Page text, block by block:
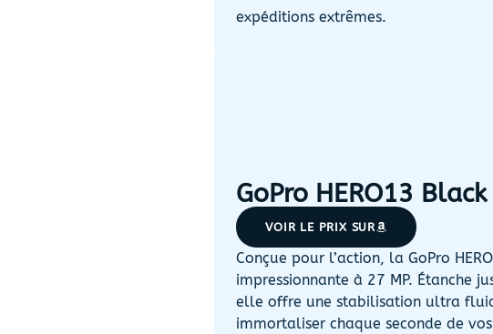
expéditions extrêmes.
GoPro HERO13
VOIR LE PRIX SUR
Conçue pour l’action, la GoPro
impressionnante à 27 MP. Étanche
elle offre une stabilisation ultra
immortaliser chaque seconde de